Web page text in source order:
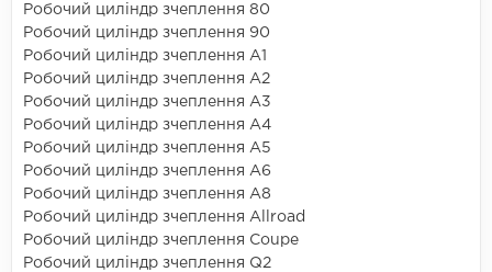
Робочий циліндр зчеплення 80
Робочий циліндр зчеплення 90
Робочий циліндр зчеплення A1
Робочий циліндр зчеплення A2
Робочий циліндр зчеплення A3
Робочий циліндр зчеплення A4
Робочий циліндр зчеплення A5
Робочий циліндр зчеплення A6
Робочий циліндр зчеплення A8
Робочий циліндр зчеплення Allroad
Робочий циліндр зчеплення Coupe
Робочий циліндр зчеплення Q2